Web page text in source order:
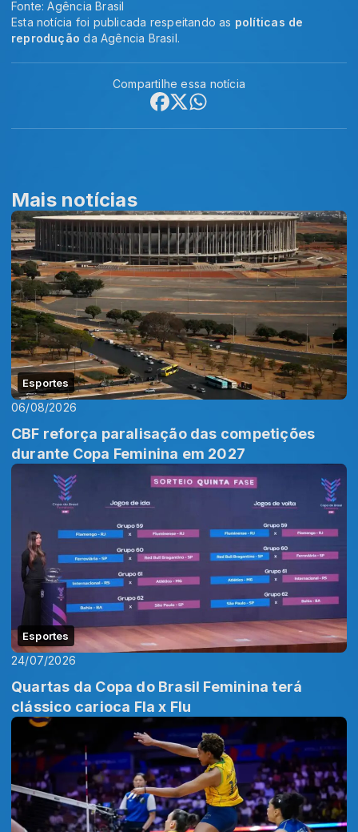
Fonte: Agência Brasil
Esta notícia foi publicada respeitando as políticas de
reprodução da Agência Brasil.
Compartilhe essa notícia
Mais notícias
Esportes
06/08/2026
CBF reforça paralisação das competições
durante Copa Feminina em 2027
Esportes
24/07/2026
Quartas da Copa do Brasil Feminina terá
clássico carioca Fla x Flu